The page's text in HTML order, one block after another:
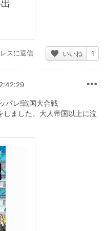
スに返信 いいね 1
パレ!戦国大合戦
しました。大人帝国以上に泣